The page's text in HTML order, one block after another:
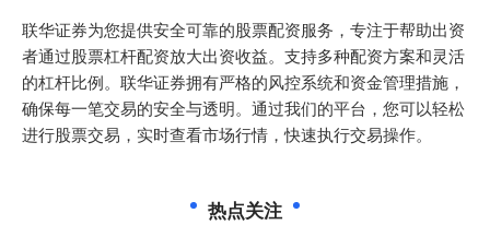
联华证券为您提供安全可靠的股票配资服务，专注于帮助出资
者通过股票杠杆配资放大出资收益。支持多种配资方案和灵活
的杠杆比例。联华证券拥有严格的风控系统和资金管理措施，
确保每一笔交易的安全与透明。通过我们的平台，您可以轻松
进行股票交易，实时查看市场行情，快速执行交易操作。
热点关注